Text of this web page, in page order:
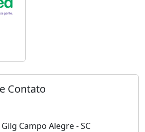
Contato
Campo Alegre - SC